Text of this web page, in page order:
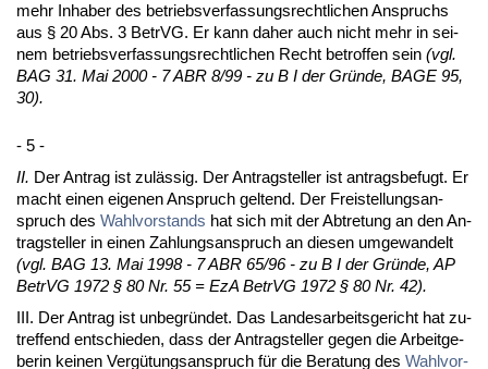
mehr In­ha­ber des be­triebs­ver­fas­sungs­recht­li­chen An­spruchs
aus § 20 Abs. 3 Be­trVG. Er kann da­her auch nicht mehr in sei­
nem be­triebs­ver­fas­sungs­recht­li­chen Recht be­trof­fen sein (vgl.
BAG 31. Mai 2000 - 7 ABR 8/99 - zu B I der Gründe, BA­GE 95,
30).
- 5 -
II. Der An­trag ist zulässig. Der An­trag­stel­ler ist an­trags­be­fugt. Er
macht ei­nen ei­ge­nen An­spruch gel­tend. Der Frei­stel­lungs­an­
spruch des Wahl­vor­stands hat sich mit der Ab­tre­tung an den An­
trag­stel­ler in ei­nen Zah­lungs­an­spruch an die­sen um­ge­wan­delt
(vgl. BAG 13. Mai 1998 - 7 ABR 65/96 - zu B I der Gründe, AP
Be­trVG 1972 § 80 Nr. 55 = EzA Be­trVG 1972 § 80 Nr. 42).
III. Der An­trag ist un­be­gründet. Das Lan­des­ar­beits­ge­richt hat zu­
tref­fend ent­schie­den, dass der An­trag­stel­ler ge­gen die Ar­beit­ge­
be­rin kei­nen Vergütungs­an­spruch für die Be­ra­tung des Wahl­vor­